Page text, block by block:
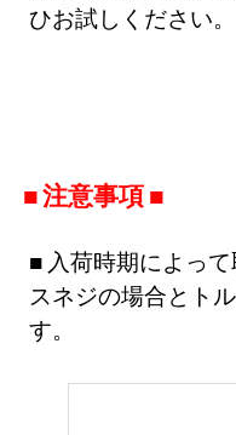
ひお試しください。
注意事項
入荷時期によっ
スネジの場合とト
す。